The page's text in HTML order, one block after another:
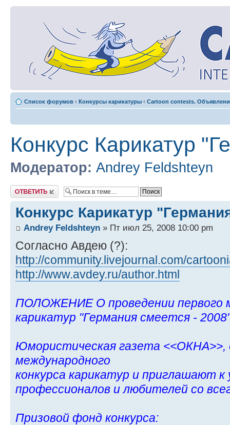
Список форумов ‹ Конкурсы карикатуры ‹ Cartoon contests.
Конкурс Карикатур
Модератор: Andrey Feldshteyn
Ответить
Конкурс Карикатур
Andrey Feldshteyn » Пт июл 25, 2008 10:00 pm
Согласно Авдею (?):
http://community.livejournal.com/
http://www.avdey.ru/author.html
ПОЛОЖЕНИЕ О проведении первого
карикатур "Германия смеется -
Юмористическая газета <<ОКНА>>,
международного
конкурса карикатур и приглашают
профессионалов и любителей со
Призовой фонд конкурса: